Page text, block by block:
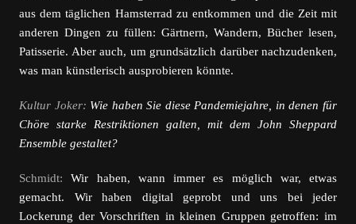
aus dem täglichen Hamsterrad zu entkommen und die Zeit mit
anderen Dingen zu füllen: Gärtnern, Wandern, Bücher lesen,
Patisserie. Aber auch, um grundsätzlich darüber nachzudenken,
was man künstlerisch ausprobieren könnte.
Kultur Joker: Wie haben Sie diese Pandemiejahre, in denen für
Chöre starke Restriktionen galten, mit dem John Sheppard
Ensemble gestaltet?
Schmidt: Wir haben, wann immer es möglich war, etwas
gemacht. Wir haben digital geprobt und uns bei jeder
Lockerung der Vorschriften in kleinen Gruppen getroffen: im